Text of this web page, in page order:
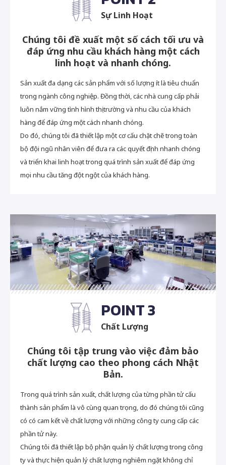
Sự Linh Hoạt
Chúng tôi đề xuất một số cách tối ưu và
đáp ứng nhu cầu khách hàng một cách
linh hoạt và nhanh chóng.
Sản xuất đa dạng các sản phẩm với số lượng ít là tiêu chuẩn
trong ngành công nghiệp. Đồng thời, các nhà cung cấp phải
luôn nắm vững tình hình thị trường và nhu cầu của khách
hàng để đáp ứng một cách nhanh chóng.
Do đó, chúng tôi đã thiết lập một cơ cấu chặt chẽ trong toàn
bộ đội ngũ nhân viên để đưa ra các quyết định nhanh chóng
và triển khai linh hoạt trong quá trình sản xuất để đáp ứng
mọi nhu cầu tăng đột ngột của khách hàng.
POINT 3
Chất Lượng
Chúng tôi tập trung vào việc đảm bảo
chất lượng cao theo phong cách Nhật
Bản.
Trong quá trình sản xuất, chất lượng của từng phần tử cấu
thành sản phẩm là vô cùng quan trọng, do đó chúng tôi cũng
có có cam kết về chất lượng với những công ty cung cấp các
phần tử này.
Chúng tôi đã thiết lập bộ phận quản lý chất lượng trong công
ty và thực hiện quản lý chất lượng nghiêm ngặt không chỉ